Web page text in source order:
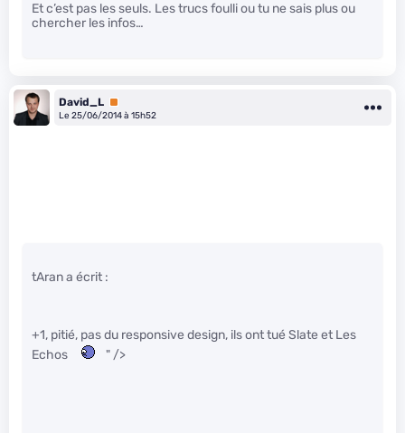
Et c’est pas les seuls. Les trucs foulli ou tu ne sais plus ou
chercher les infos…
David_L Premium
Le 25/06/2014 à 15h52
tAran a écrit :
+1, pitié, pas du responsive design, ils ont tué Slate et Les
Echos
" />